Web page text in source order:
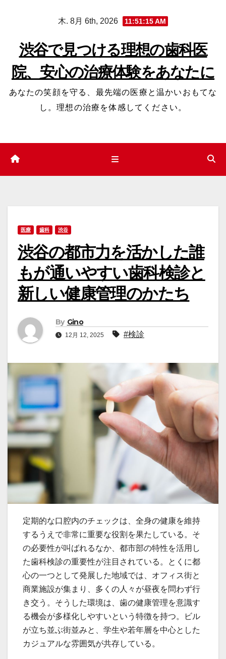
プ
木. 8月 6th, 2026 11:51:16 AM
渋谷で見つける理想の歯科医
院、安心の治療体験をあなたに
あなたの笑顔を守る、最先端の医療と温かいおもてな
し。理想の治療を体感してください。
医療 歯科 渋谷
渋谷の都市力を活かした誰
もが通いやすい歯科検診と
新しい健康管理のかたち
By Gino
12月 12, 2025 #検診
定期的な口腔内のチェックは、全身の健康を維持
するうえで非常に重要な役割を果たしている。 そ
の必要性が叫ばれるなか、都市部の特性を活用し
た歯科検診の重要性が注目されている。とくに都
心の一つとして発展した地域では、オフィス街と
商業施設が集まり、多くの人々が昼夜を問わず行
き交う。そうした環境は、歯の健康管理を意識す
る機会が多様化しやすいという特徴を持つ。ビル
が立ち並ぶ街並みと、学生や若年層を中心とした
カジュアルな雰囲気が共存している。